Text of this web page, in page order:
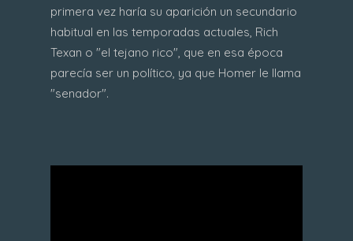
primera vez haría su aparición un secundario
habitual en las temporadas actuales, Rich
Texan o "el tejano rico", que en esa época
parecía ser un político, ya que Homer le llama
"senador".